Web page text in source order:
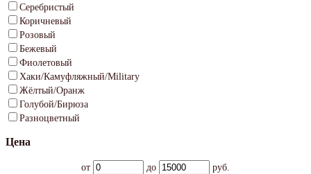
Серебристый
Коричневый
Розовый
Бежевый
Фиолетовый
Хаки/Камуфляжный/Military
Жёлтый/Оранж
Голубой/Бирюза
Разноцветный
Цена
от до
руб.